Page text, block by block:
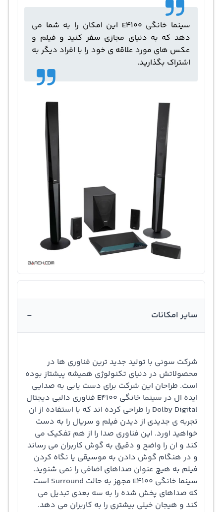
سینما خانگی E4100 این امکان را به شما می
دهد که به دنیای مجازی سفر کنید و فیلم و
عکس های مورد علاقه ی خود را با افراد دیگر به
اشتراک بگذارید.
سایر امکانات -
شرکت سونی با تولید جدید ترین فناوری ها در
محصولاتش در دنیای تکنولوژی همیشه پیشتاز بوده
است. طراحان این شرکت برای دست یابی به صدایی
ایده ال در سینما خانگی E4100 فناوری دالبی دیجتال
Dolby Digital را طراحی کرده اند که با استفاده از ان
تجربه ی جدیدی از دیدن فیلم و سریال را به دست
خواهید اورد. این فناوری صدا را از هم تفکیک می
کند و ان را واضح و دقیق به گوش کاربران می رساند
و در هنگام گوش دادن به موسیقی یا نگاه کردن
فیلم به هیچ عنوان صداهای اضافی را نمی شنوید.
سینما خانگی E4100 مجهز به حالت Surround است
که صداهای پخش شده را به سه بعدی تبدیل می
کند و هیجان خیلی بیشتری را به کاربران می دهد.